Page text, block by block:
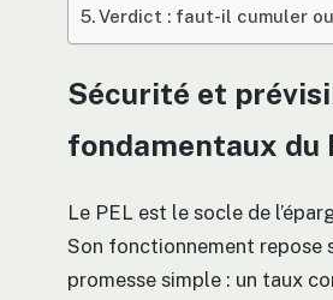
Verdict : faut-il cumuler
Sécurité et
fondamentaux du
Le PEL est le socle de
Son fonctionnement repose
promesse simple : un taux